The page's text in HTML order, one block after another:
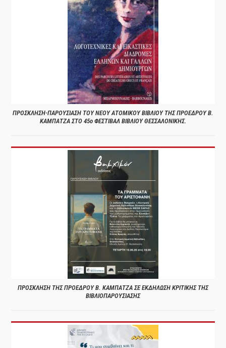
ΠΡΟΣΚΛΗΣΗ-ΠΑΡΟΥΣΙΑΣΗ ΤΟΥ ΝΕΟΥ ΑΤΟΜΙΚΟΥ ΒΙΒΛΙΟΥ ΤΗΣ ΠΡΟΕΔΡΟΥ Β.
ΚΑΜΠΑΤΖΑ ΣΤΟ 45ο ΦΕΣΤΙΒΑΛ ΒΙΒΛΙΟΥ ΘΕΣΣΑΛΟΝΙΚΗΣ.
ΠΡΟΣΚΛΗΣΗ ΤΗΣ ΠΡΟΕΔΡΟΥ Β. ΚΑΜΠΑΤΖΑ ΣΕ ΕΚΔΗΛΩΣΗ ΚΡΙΤΙΚΗΣ ΤΗΣ
ΒΙΒΛΙΟΠΑΡΟΥΣΙΑΣΗΣ